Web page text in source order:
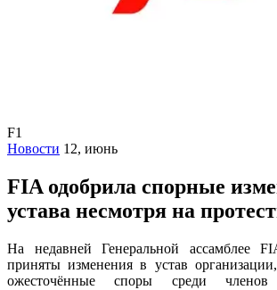
F1
Новости 12, июнь
FIA одобрила спорные
устава несмотря на
На недавней Генеральной ассамблее
приняты изменения в устав
ожесточённые споры среди членов